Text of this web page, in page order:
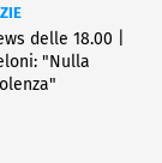
delle 18.00 |
"Nulla